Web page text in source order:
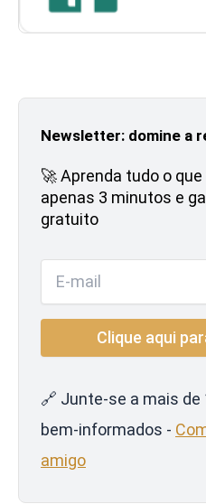
Newsletter: domine a
🚀 Aprenda tudo o
apenas 3 minutos e
gratuito
🔗 Junte-se a mais
bem-informados -
amigo